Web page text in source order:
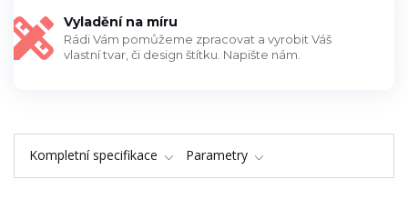
Vyladění na míru
Rádi Vám pomůžeme zpracovat a vyrobit Váš
vlastní tvar, či design štítku. Napište nám.
Kompletní specifikace Parametry